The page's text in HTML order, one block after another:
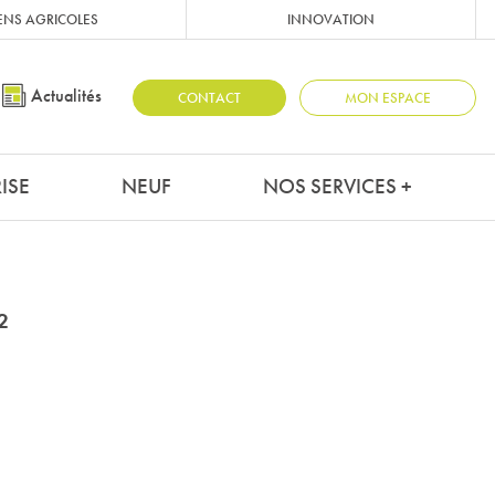
AGRICOLES INNOVATION
Actualités CONTACT MON ESPACE
NEUF NOS SERVICES +